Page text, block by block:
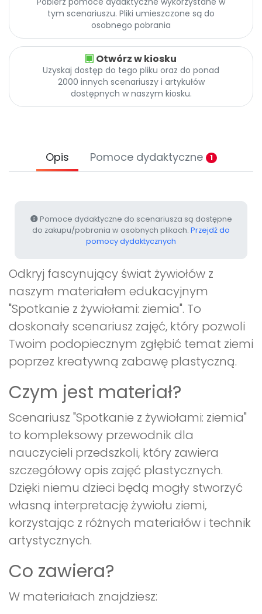
Archiwalne numery
Promocje
tym scenariuszu. Pliki umieszczone są do
osobnego pobrania
Otwórz w kiosku
Uzyskaj dostęp do tego pliku oraz do ponad
2000 innych scenariuszy i artykułów
dostępnych w naszym kiosku.
Opis Pomoce dydaktyczne 1
Pomoce dydaktyczne do scenariusza są dostępne
do zakupu/pobrania w osobnych plikach. Przejdź do
pomocy dydaktycznych
Odkryj fascynujący świat żywiołów z
naszym materiałem edukacyjnym
"Spotkanie z żywiołami: ziemia". To
doskonały scenariusz zajęć, który pozwoli
Twoim podopiecznym zgłębić temat ziemi
poprzez kreatywną zabawę plastyczną.
Czym jest materiał?
Scenariusz "Spotkanie z żywiołami: ziemia"
to kompleksowy przewodnik dla
nauczycieli przedszkoli, który zawiera
szczegółowy opis zajęć plastycznych.
Dzięki niemu dzieci będą mogły stworzyć
własną interpretację żywiołu ziemi,
korzystając z różnych materiałów i technik
artystycznych.
Co zawiera?
W materiałach znajdziesz: